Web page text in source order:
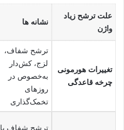
علت ترشح زیاد
واژن
نشانه ها
تغییرات هورمونی
چرخه قاعدگی
ترشح شفاف،
لزج، کش‌دار
به‌خصوص در
روزهای
تخمک‌گذاری
ترشح شفاف یا